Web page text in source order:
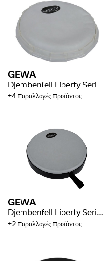
GEWA
Djembenfell Liberty Series Rope Tuned Fiberskin
+4 παραλλαγές προϊόντος
GEWA
Djembenfell Liberty Series Nestable
+2 παραλλαγές προϊόντος